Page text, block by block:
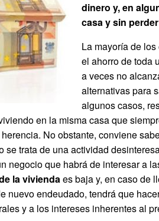
dinero y, en
casa y sin
La mayoría de
el ahorro de toda
a veces no
alternativas para
algunos casos,
en la misma casa que
No obstante, conviene
se trata de una actividad
negocio que habrá de interesar a
la viviendaes baja y, en caso de
nuevo endeudado, tendrá que
y a los intereses inherentes al